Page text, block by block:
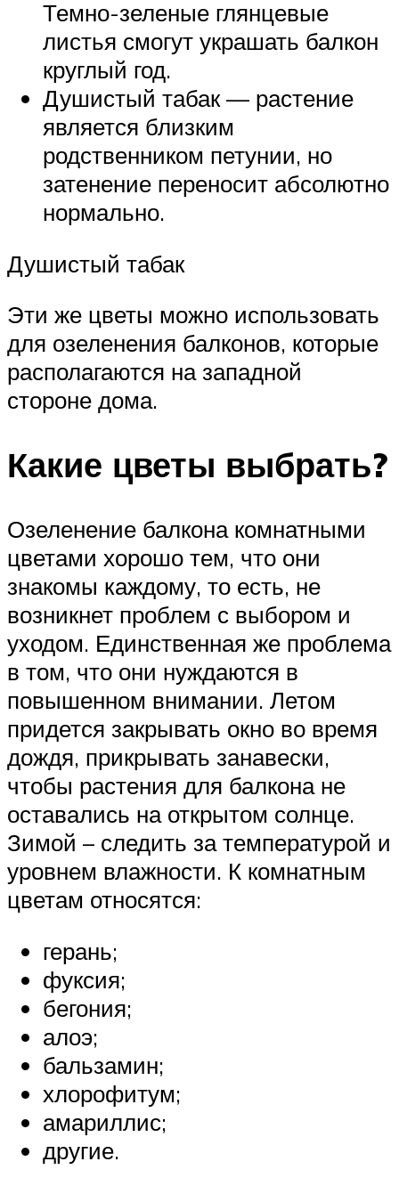
Темно-зеленые глянцевые
листья смогут украшать балкон
круглый год.
Душистый табак — растение
является близким
родственником петунии, но
затенение переносит абсолютно
нормально.
Душистый табак
Эти же цветы можно использовать
для озеленения балконов, которые
располагаются на западной
стороне дома.
Какие цветы выбрать?
Озеленение балкона комнатными
цветами хорошо тем, что они
знакомы каждому, то есть, не
возникнет проблем с выбором и
уходом. Единственная же проблема
в том, что они нуждаются в
повышенном внимании. Летом
придется закрывать окно во время
дождя, прикрывать занавески,
чтобы растения для балкона не
оставались на открытом солнце.
Зимой – следить за температурой и
уровнем влажности. К комнатным
цветам относятся:
герань;
фуксия;
бегония;
алоэ;
бальзамин;
хлорофитум;
амариллис;
другие.